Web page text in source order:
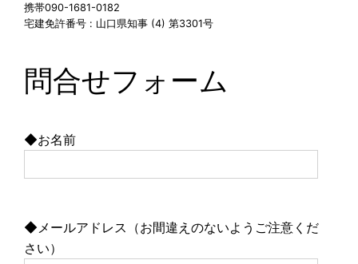
携帯090-1681-0182
宅建免許番号 : 山口県知事 (4) 第3301号
問合せフォーム
◆お名前
◆メールアドレス（お間違えのないようご注意くだ
さい）